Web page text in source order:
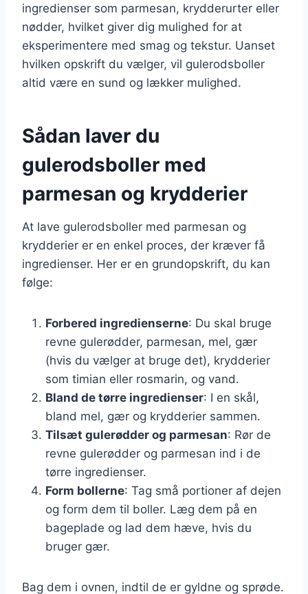
ingredienser som parmesan, krydderurter eller
nødder, hvilket giver dig mulighed for at
eksperimentere med smag og tekstur. Uanset
hvilken opskrift du vælger, vil gulerodsboller
altid være en sund og lækker mulighed.
Sådan laver du
gulerodsboller med
parmesan og krydderier
At lave gulerodsboller med parmesan og
krydderier er en enkel proces, der kræver få
ingredienser. Her er en grundopskrift, du kan
følge:
Forbered ingredienserne: Du skal bruge
revne gulerødder, parmesan, mel, gær
(hvis du vælger at bruge det), krydderier
som timian eller rosmarin, og vand.
Bland de tørre ingredienser: I en skål,
bland mel, gær og krydderier sammen.
Tilsæt gulerødder og parmesan: Rør de
revne gulerødder og parmesan ind i de
tørre ingredienser.
Form bollerne: Tag små portioner af dejen
og form dem til boller. Læg dem på en
bageplade og lad dem hæve, hvis du
bruger gær.
Bag dem i ovnen, indtil de er gyldne og sprøde.